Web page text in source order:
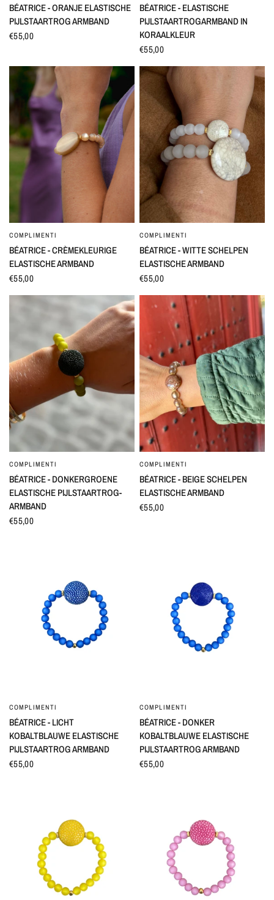
BÉATRICE - ORANJE ELASTISCHE
PIJLSTAARTROG ARMBAND
€55,00
BÉATRICE - ELASTISCHE
PIJLSTAARTROGARMBAND IN
KORAALKLEUR
€55,00
SNEL BEKIJKEN
COMPLIMENTI
BÉATRICE - CRÈMEKLEURIGE
ELASTISCHE ARMBAND
€55,00
SNEL BEKIJKEN
COMPLIMENTI
BÉATRICE - WITTE SCHELPEN
ELASTISCHE ARMBAND
€55,00
SNEL BEKIJKEN
COMPLIMENTI
BÉATRICE - DONKERGROENE
ELASTISCHE PIJLSTAARTROG-
ARMBAND
€55,00
SNEL BEKIJKEN
COMPLIMENTI
BÉATRICE - BEIGE SCHELPEN
ELASTISCHE ARMBAND
€55,00
SNEL BEKIJKEN
COMPLIMENTI
BÉATRICE - LICHT
KOBALTBLAUWE ELASTISCHE
PIJLSTAARTROG ARMBAND
€55,00
SNEL BEKIJKEN
COMPLIMENTI
BÉATRICE - DONKER
KOBALTBLAUWE ELASTISCHE
PIJLSTAARTROG ARMBAND
€55,00